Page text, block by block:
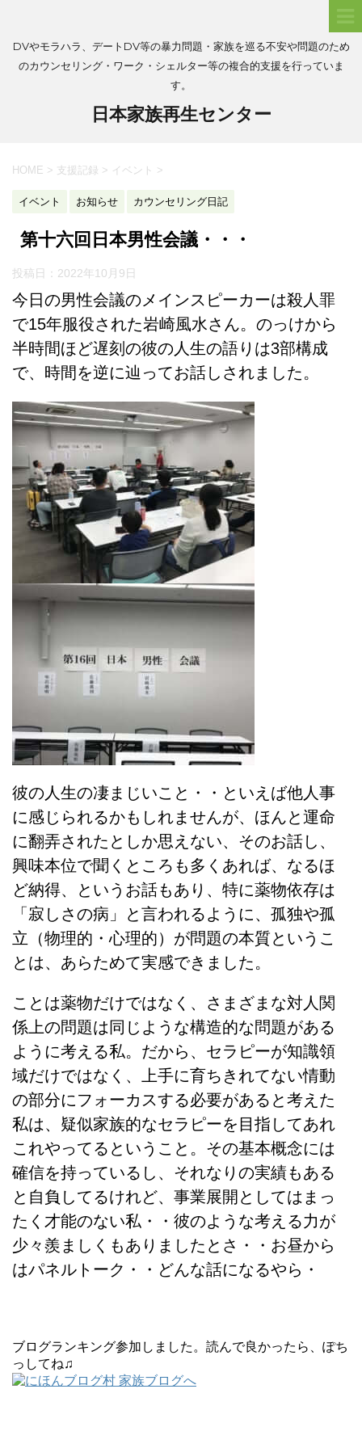
DVやモラハラ、デートDV等の暴力問題・家族を巡る不安や問題のため
のカウンセリング・ワーク・シェルター等の複合的支援を行っていま
す。
日本家族再生センター
HOME > 支援記録 > イベント >
イベント お知らせ カウンセリング日記
第十六回日本男性会議・・・
投稿日： 2022年10月9日
今日の男性会議のメインスピーカーは殺人罪
で15年服役された岩崎風水さん。のっけから
半時間ほど遅刻の彼の人生の語りは3部構成
で、時間を逆に辿ってお話しされました。
彼の人生の凄まじいこと・・といえば他人事
に感じられるかもしれませんが、ほんと運命
に翻弄されたとしか思えない、そのお話し、
興味本位で聞くところも多くあれば、なるほ
ど納得、というお話もあり、特に薬物依存は
「寂しさの病」と言われるように、孤独や孤
立（物理的・心理的）が問題の本質というこ
とは、あらためて実感できました。
ことは薬物だけではなく、さまざまな対人関
係上の問題は同じような構造的な問題がある
ように考える私。だから、セラピーが知識領
域だけではなく、上手に育ちきれてない情動
の部分にフォーカスする必要があると考えた
私は、疑似家族的なセラピーを目指してあれ
これやってるということ。その基本概念には
確信を持っているし、それなりの実績もある
と自負してるけれど、事業展開としてはまっ
たく才能のない私・・彼のような考える力が
少々羨ましくもありましたとさ・・お昼から
はパネルトーク・・どんな話になるやら・
ブログランキング参加しました。読んで良かったら、ぽち
っしてね♫